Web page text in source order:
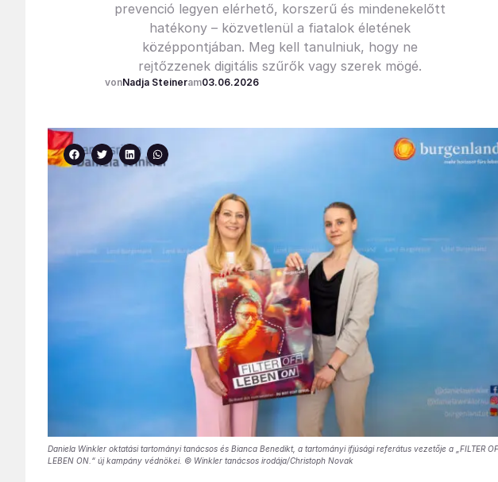
prevenció legyen elérhető, korszerű és mindenekelőtt
hatékony – közvetlenül a fiatalok életének
középpontjában. Meg kell tanulniuk, hogy ne
rejtőzzenek digitális szűrők vagy szerek mögé.
Nadja Steiner 03.06.2026
Daniela Winkler oktatási tartományi tanácsos és Bianca Benedikt, a tartományi ifjúsági referátus vezetője a „FILTER
LEBEN ON.“ új kampány védnökei. © Winkler tanácsos irodája/Christoph Novak